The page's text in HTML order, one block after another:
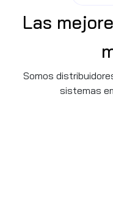
Las
Somos
sistemas